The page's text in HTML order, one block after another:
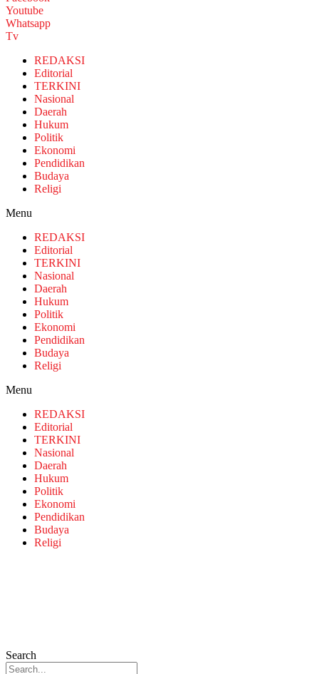
Youtube
Whatsapp
Tv
REDAKSI
Editorial
TERKINI
Nasional
Daerah
Hukum
Politik
Ekonomi
Pendidikan
Budaya
Religi
Menu
REDAKSI
Editorial
TERKINI
Nasional
Daerah
Hukum
Politik
Ekonomi
Pendidikan
Budaya
Religi
Menu
REDAKSI
Editorial
TERKINI
Nasional
Daerah
Hukum
Politik
Ekonomi
Pendidikan
Budaya
Religi
Search